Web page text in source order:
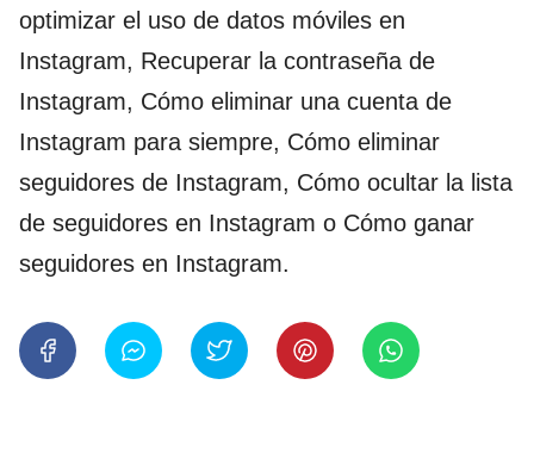
optimizar el uso de datos móviles en
Instagram, Recuperar la contraseña de
Instagram, Cómo eliminar una cuenta de
Instagram para siempre, Cómo eliminar
seguidores de Instagram, Cómo ocultar la lista
de seguidores en Instagram o Cómo ganar
seguidores en Instagram.